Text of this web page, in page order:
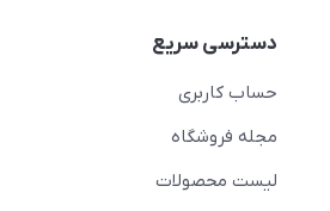
دسترسی سریع
حساب کاربری
مجله فروشگاه
لیست محصولات